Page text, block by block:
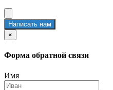
Написать нам
×
Форма обратной связи
Имя